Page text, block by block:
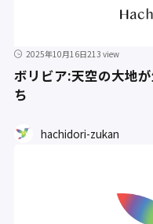
2025年10月16日213 view
ボリビア:天空の大地
ち
hachidori-zukan